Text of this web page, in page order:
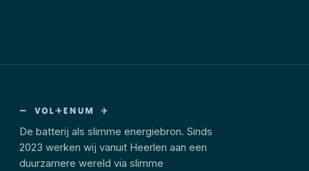
De batterij als slimme energiebron. Sinds
2023 werken wij vanuit Heerlen aan een
duurzamere wereld via slimme